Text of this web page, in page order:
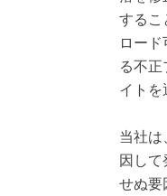
するこ
ロー
る不
イトを
当社は
因し
せぬ要